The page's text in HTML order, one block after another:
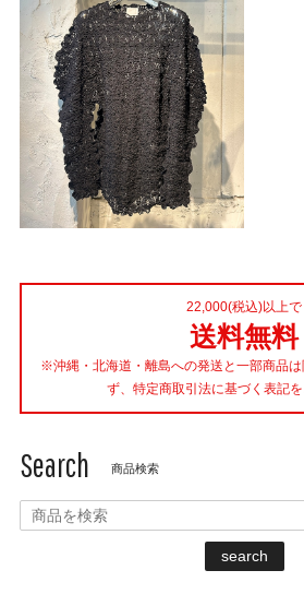
22,000(税込)以上で
送料無料
※沖縄・北海道・離島への発送と一部商品
ず、特定商取引法に基づく表記
Search 商品検索
search